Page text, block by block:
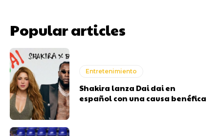
Popular articles
Entretenimiento
Shakira lanza Dai dai en
español con una causa benéfica